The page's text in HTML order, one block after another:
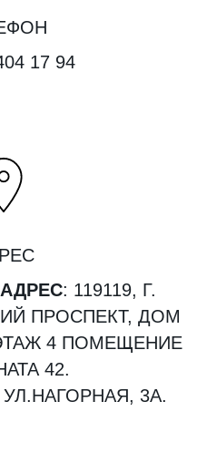
17 94
: 119119, Г.
ПРОСПЕКТ, ДОМ
4 ПОМЕЩЕНИЕ
42.
УЛ.НАГОРНАЯ, 3А.